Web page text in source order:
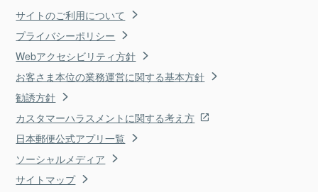
サイトのご利用について
プライバシーポリシー
Webアクセシビリティ方針
お客さま本位の業務運営に関する基本方針
勧誘方針
カスタマーハラスメントに関する考え方
日本郵便公式アプリ一覧
ソーシャルメディア
サイトマップ